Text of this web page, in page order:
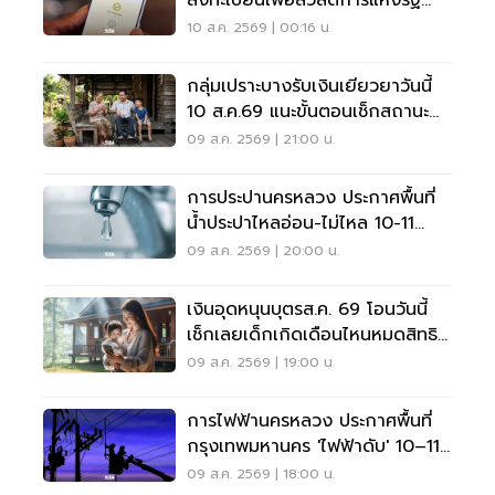
2569 เช็คที่นี่
10 ส.ค. 2569 | 00:16 น.
กลุ่มเปราะบางรับเงินเยียวยาวันนี้
10 ส.ค.69 แนะขั้นตอนเช็กสถานะ
ผ่านแอปทางรัฐ
09 ส.ค. 2569 | 21:00 น.
การประปานครหลวง ประกาศพื้นที่
น้ำประปาไหลอ่อน-ไม่ไหล 10-11
ส.ค.นี้ อัปเดตที่นี่
09 ส.ค. 2569 | 20:00 น.
เงินอุดหนุนบุตรส.ค. 69 โอนวันนี้
เช็กเลยเด็กเกิดเดือนไหนหมดสิทธิ
รับเงินเยียวยา
09 ส.ค. 2569 | 19:00 น.
การไฟฟ้านครหลวง ประกาศพื้นที่
กรุงเทพมหานคร 'ไฟฟ้าดับ' 10–11
ส.ค.นี้
09 ส.ค. 2569 | 18:00 น.